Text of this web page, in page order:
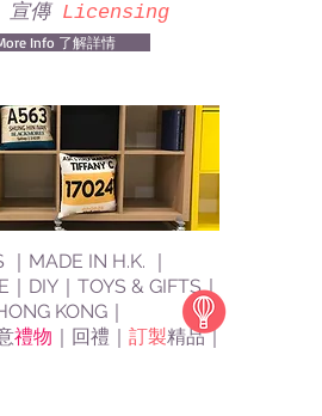
宣傳 Licensing
Info 了解詳情
MADE IN H.K. ｜
DIY｜TOYS & GIFTS｜
KONG｜
禮物 ｜回禮｜ 訂製精品｜